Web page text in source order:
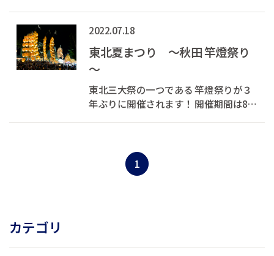
が特徴です。写真のメニューは、老舗
「佐藤養助 秋田店」さんの人気商品
2022.07.18
東北夏まつり ～秋田 竿燈祭り
～
東北三大祭の一つである 竿燈祭りが３
年ぶりに開催されます！ 開催期間は8月
を払う、ねぶり流し行事として宝暦年
間にはその原型となるものが出来てい
1
カテゴリ